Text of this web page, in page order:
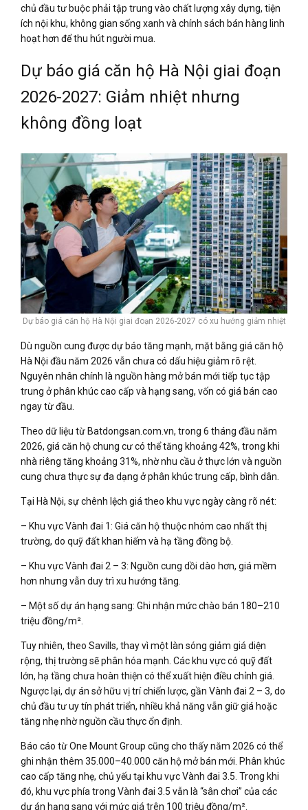
chủ đầu tư buộc phải tập trung vào chất lượng xây dựng, tiện
ích nội khu, không gian sống xanh và chính sách bán hàng linh
hoạt hơn để thu hút người mua.
Dự báo giá căn hộ Hà Nội giai đoạn
2026-2027: Giảm nhiệt nhưng
không đồng loạt
Dự báo giá căn hộ Hà Nội giai đoạn 2026-2027 có xu hướng giảm nhiệt
Dù nguồn cung được dự báo tăng mạnh, mặt bằng giá căn hộ
Hà Nội đầu năm 2026 vẫn chưa có dấu hiệu giảm rõ rệt.
Nguyên nhân chính là nguồn hàng mở bán mới tiếp tục tập
trung ở phân khúc cao cấp và hạng sang, vốn có giá bán cao
ngay từ đầu.
Theo dữ liệu từ Batdongsan.com.vn, trong 6 tháng đầu năm
2026, giá căn hộ chung cư có thể tăng khoảng 42%, trong khi
nhà riêng tăng khoảng 31%, nhờ nhu cầu ở thực lớn và nguồn
cung chưa thực sự đa dạng ở phân khúc trung cấp, bình dân.
Tại Hà Nội, sự chênh lệch giá theo khu vực ngày càng rõ nét:
– Khu vực Vành đai 1: Giá căn hộ thuộc nhóm cao nhất thị
trường, do quỹ đất khan hiếm và hạ tầng đồng bộ.
– Khu vực Vành đai 2 – 3: Nguồn cung dồi dào hơn, giá mềm
hơn nhưng vẫn duy trì xu hướng tăng.
– Một số dự án hạng sang: Ghi nhận mức chào bán 180–210
triệu đồng/m².
Tuy nhiên, theo Savills, thay vì một làn sóng giảm giá diện
rộng, thị trường sẽ phân hóa mạnh. Các khu vực có quỹ đất
lớn, hạ tầng chưa hoàn thiện có thể xuất hiện điều chỉnh giá.
Ngược lại, dự án sở hữu vị trí chiến lược, gần Vành đai 2 – 3, do
chủ đầu tư uy tín phát triển, nhiều khả năng vẫn giữ giá hoặc
tăng nhẹ nhờ nguồn cầu thực ổn định.
Báo cáo từ One Mount Group cũng cho thấy năm 2026 có thể
ghi nhận thêm 35.000–40.000 căn hộ mở bán mới. Phân khúc
cao cấp tăng nhẹ, chủ yếu tại khu vực Vành đai 3.5. Trong khi
đó, khu vực phía trong Vành đai 3.5 vẫn là “sân chơi” của các
dự án hạng sang với mức giá trên 100 triệu đồng/m².